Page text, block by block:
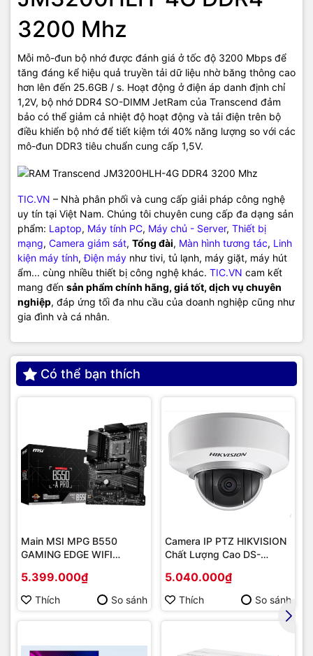
3200 Mhz
Mỗi mô-đun bộ nhớ được đánh giá ở tốc độ 3200 Mbps để
tăng đáng kể hiệu quả truyền tải dữ liệu nhờ băng thông cao
hơn lên đến 25.6GB / s. Hoạt động ở điện áp danh định chỉ
1,2V, bộ nhớ DDR4 SO-DIMM JetRam của Transcend đảm
bảo có thể giảm cả nhiệt độ hoạt động và tải điện trên bộ
điều khiển bộ nhớ để tiết kiệm tới 40% năng lượng so với các
mô-đun DDR3 tiêu chuẩn cung cấp 1,5V.
TIC.VN – Nhà phân phối và cung cấp giải pháp công nghệ
uy tín tại Việt Nam. Chúng tôi chuyên cung cấp đa dạng sản
phẩm: Laptop, Máy tính PC, Máy chủ - Server, Thiết bị
mạng, Camera giám sát, Tổng đài, Màn hình tương tác, Linh
kiện máy tính,Điện máy như tivi, tủ lạnh, máy giặt, máy hút
ẩm... cùng nhiều thiết bị công nghệ khác. TIC.VN cam kết
mang đến sản phẩm chính hãng, giá tốt, dịch vụ chuyên
nghiệp, đáp ứng tối đa nhu cầu của doanh nghiệp cũng như
gia đình và cá nhân.
Có thể bạn thích
Main MSI MPG B550
GAMING EDGE WIFI
Socket AM4/ VGA
onboard)
5.399.000₫
Thích So sánh
Camera IP PTZ HIKVISION
Chất Lượng Cao DS-
5.040.000₫
Thích So sánh